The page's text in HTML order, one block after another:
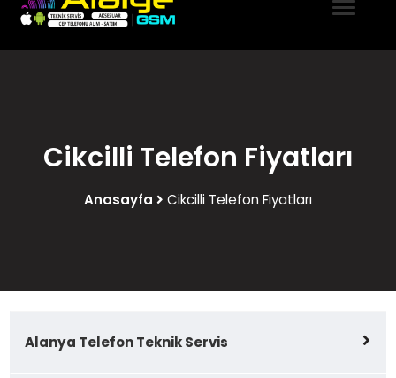
Cikcilli Telefon Fiyatları
Anasayfa Cikcilli Telefon Fiyatları
Alanya Telefon Teknik Servis